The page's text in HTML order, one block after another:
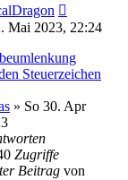
Mai 2023, 22:24
Steuerzeichen
» So 30. Apr
Zugriffe
Beitrag von